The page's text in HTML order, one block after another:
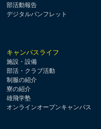
部活動報告
デジタルパンフレット
キャンパスライフ
施設・設備
部活・クラブ活動
制服の紹介
寮の紹介
雄飛学塾
オンラインオープンキャンパス